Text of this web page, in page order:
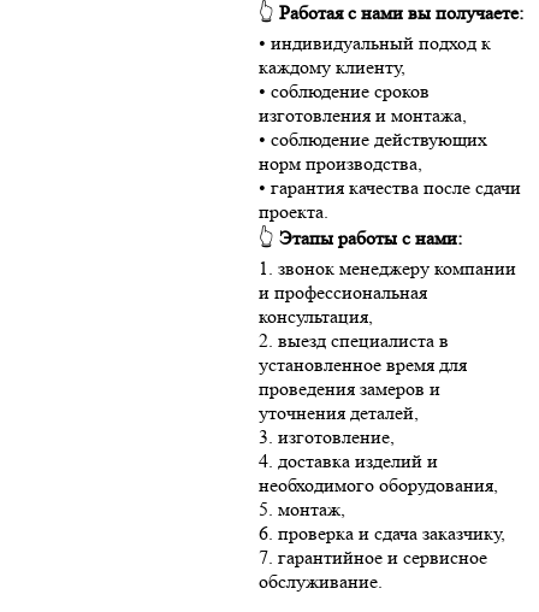
👆Работая с нами вы получаете:
• индивидуальный подход к
каждому клиенту,
• соблюдение сроков
изготовления и монтажа,
• соблюдение действующих
норм производства,
• гарантия качества после сдачи
проекта.
👆Этапы работы с нами:
1. звонок менеджеру компании
и профессиональная
консультация,
2. выезд специалиста в
установленное время для
проведения замеров и
уточнения деталей,
3. изготовление,
4. доставка изделий и
необходимого оборудования,
5. монтаж,
6. проверка и сдача заказчику,
7. гарантийное и сервисное
обслуживание.